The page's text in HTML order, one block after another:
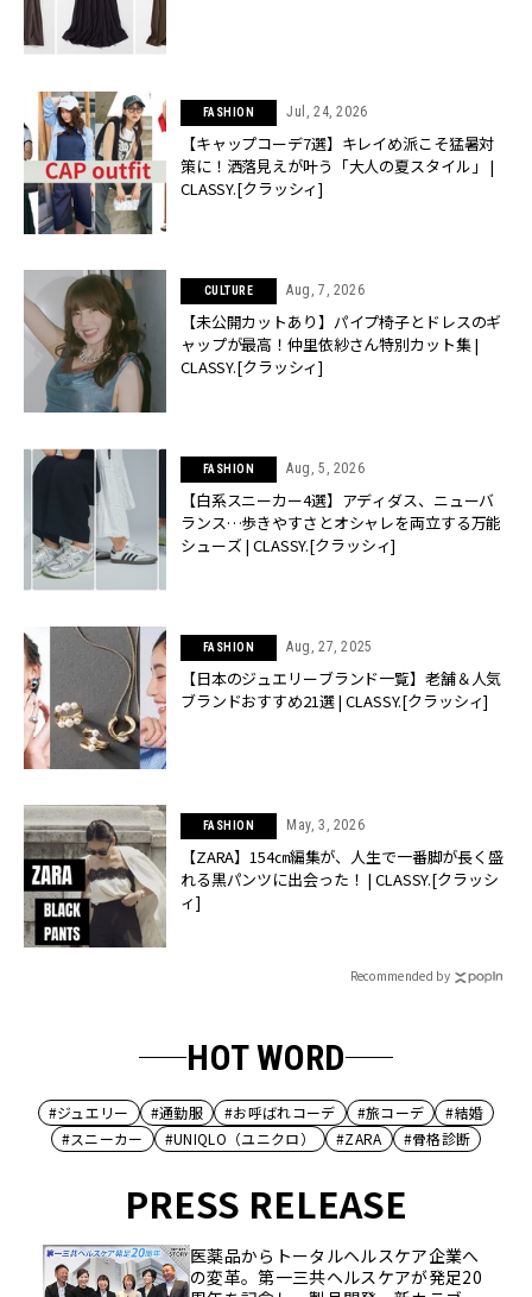
FASHION Jul, 24, 2026
【キャップコーデ7選】キレイめ派こそ猛暑対
策に！洒落見えが叶う「大人の夏スタイル」 |
CLASSY.[クラッシィ]
CULTURE Aug, 7, 2026
【未公開カットあり】パイプ椅子とドレスのギ
ャップが最高！仲里依紗さん特別カット集 |
CLASSY.[クラッシィ]
FASHION Aug, 5, 2026
【白系スニーカー4選】アディダス、ニューバ
ランス…歩きやすさとオシャレを両立する万能
シューズ | CLASSY.[クラッシィ]
FASHION Aug, 27, 2025
【日本のジュエリーブランド一覧】老舗＆人気
ブランドおすすめ21選 | CLASSY.[クラッシィ]
FASHION May, 3, 2026
【ZARA】154㎝編集が、人生で一番脚が長く盛
れる黒パンツに出会った！ | CLASSY.[クラッシ
ィ]
Recommended by
HOT WORD
#ジュエリー #通勤服 #お呼ばれコーデ #旅コーデ
#結婚
#スニーカー
#UNIQLO（ユニクロ） #ZARA #骨格診断
PRESS RELEASE
医薬品からトータルヘルスケア企業へ
の変革。第一三共ヘルスケアが発足20